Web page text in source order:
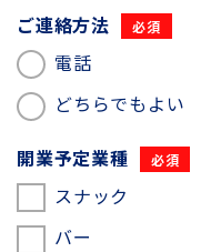
ご連絡方法
電話
どちらでもよい
開業予定業種
スナック
バー